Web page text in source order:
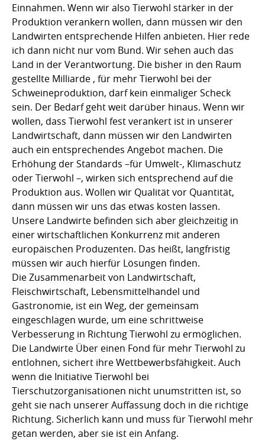
Einnahmen. Wenn wir also Tierwohl stärker in der
Produktion verankern wollen, dann müssen wir den
Landwirten entsprechende Hilfen anbieten. Hier rede
ich dann nicht nur vom Bund. Wir sehen auch das
Land in der Verantwortung. Die bisher in den Raum
gestellte Milliarde , für mehr Tierwohl bei der
Schweineproduktion, darf kein einmaliger Scheck
sein. Der Bedarf geht weit darüber hinaus. Wenn wir
wollen, dass Tierwohl fest verankert ist in unserer
Landwirtschaft, dann müssen wir den Landwirten
auch ein entsprechendes Angebot machen. Die
Erhöhung der Standards –für Umwelt-, Klimaschutz
oder Tierwohl –, wirken sich entsprechend auf die
Produktion aus. Wollen wir Qualität vor Quantität,
dann müssen wir uns das etwas kosten lassen.
Unsere Landwirte befinden sich aber gleichzeitig in
einer wirtschaftlichen Konkurrenz mit anderen
europäischen Produzenten. Das heißt, langfristig
müssen wir auch hierfür Lösungen finden.
Die Zusammenarbeit von Landwirtschaft,
Fleischwirtschaft, Lebensmittelhandel und
Gastronomie, ist ein Weg, der gemeinsam
eingeschlagen wurde, um eine schrittweise
Verbesserung in Richtung Tierwohl zu ermöglichen.
Die Landwirte Über einen Fond für mehr Tierwohl zu
entlohnen, sichert ihre Wettbewerbsfähigkeit. Auch
wenn die Initiative Tierwohl bei
Tierschutzorganisationen nicht unumstritten ist, so
geht sie nach unserer Auffassung doch in die richtige
Richtung. Sicherlich kann und muss für Tierwohl mehr
getan werden, aber sie ist ein Anfang.